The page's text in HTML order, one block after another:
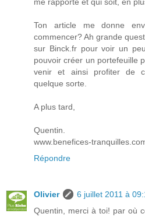
Ton article me donne
commencer? Ah grande
sur Binck.fr pour voir un
pouvoir créer un portefeuille
venir et ainsi profiter de
quelque sorte.
A plus tard,
Quentin.
www.benefices-
Répondre
Olivier
6 juillet 2011 à
Quentin, merci à toi! par où